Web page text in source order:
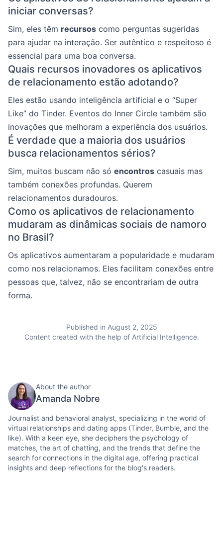
iniciar conversas?
Sim, eles têm recursos como perguntas sugeridas
para ajudar na interação. Ser autêntico e respeitoso é
essencial para uma boa conversa.
Quais recursos inovadores os aplicativos
de relacionamento estão adotando?
Eles estão usando inteligência artificial e o “Super
Like” do Tinder. Eventos do Inner Circle também são
inovações que melhoram a experiência dos usuários.
É verdade que a maioria dos usuários
busca relacionamentos sérios?
Sim, muitos buscam não só encontros casuais mas
também conexões profundas. Querem
relacionamentos duradouros.
Como os aplicativos de relacionamento
mudaram as dinâmicas sociais de namoro
no Brasil?
Os aplicativos aumentaram a popularidade e mudaram
como nos relacionamos. Eles facilitam conexões entre
pessoas que, talvez, não se encontrariam de outra
forma.
Published in August 2, 2025
Content created with the help of Artificial Intelligence.
About the author
Amanda Nobre
Journalist and behavioral analyst, specializing in the world of
virtual relationships and dating apps (Tinder, Bumble, and the
like). With a keen eye, she deciphers the psychology of
matches, the art of chatting, and the trends that define the
search for connections in the digital age, offering practical
insights and deep reflections for the blog's readers.